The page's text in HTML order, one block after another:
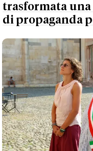
trasformata
di propaganda